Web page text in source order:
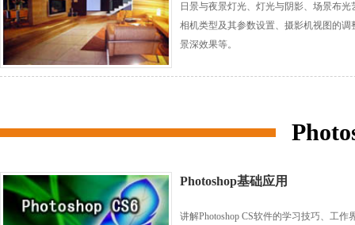
日景与夜景灯光、灯光与阴影、场景布光
相机类型及其参数设置、摄影机视图的调
景深效果等。
Photoshop基础应用
讲解Photoshop CS软件的学习技巧、工作